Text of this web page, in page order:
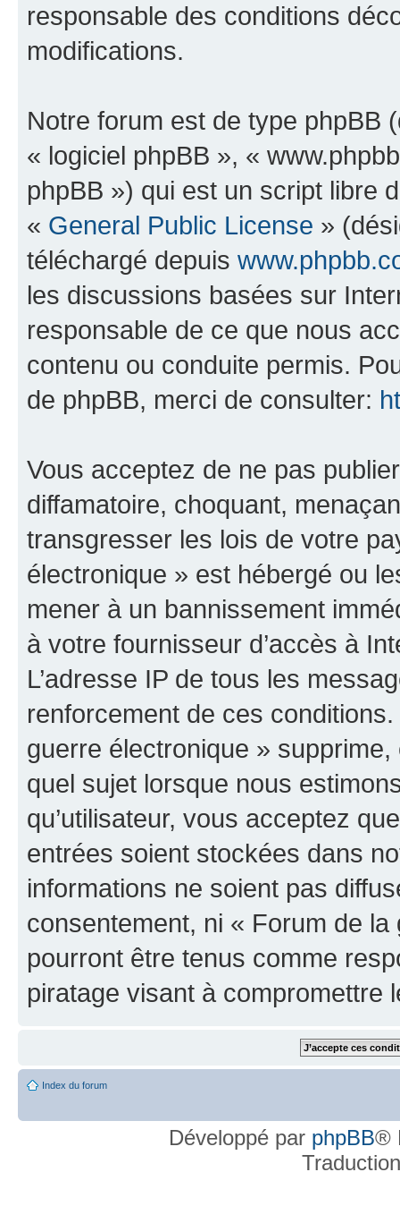
responsable des conditions
modifications.
Notre forum est de type phpBB
« logiciel phpBB », «
phpBB ») qui est un script libre
« General Public License »
téléchargé depuis
les discussions basées sur
responsable de ce que nous
contenu ou conduite permis.
de phpBB, merci de consulter:
Vous acceptez de ne pas
diffamatoire, choquant,
transgresser les lois de votre
électronique » est hébergé ou
mener à un bannissement
à votre fournisseur d’accès à
L’adresse IP de tous les
renforcement de ces
guerre électronique »
quel sujet lorsque nous
qu’utilisateur, vous acceptez
entrées soient stockées dans
informations ne soient pas
consentement, ni « Forum de
pourront être tenus comme
piratage visant à compromettre
Index du forum
Développé par phpBB®